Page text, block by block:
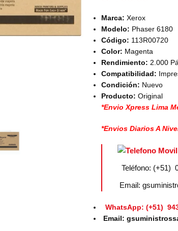
Marca: Xerox
Modelo: Phaser 6180
Código: 113R00720
Color: Magenta
Rendimiento: 2.000
Compatibilidad:
Condición: Nuevo
Producto: Original
*Envio Xpress Lima
*Envios Diarios A
Teléfono: (+51)
Email:
WhatsApp: (+51)
Email: